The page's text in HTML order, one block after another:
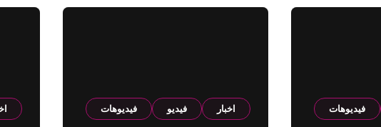
فيديوهات اخبار فيديو فيديوهات